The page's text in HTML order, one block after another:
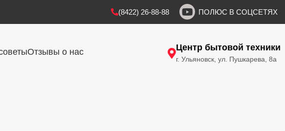
(8422) 26-88-88 ПОЛЮС В СОЦСЕТЯХ
Отзывы о нас Центр бытовой техники
г. Ульяновск, ул. Пушкарева, 8а